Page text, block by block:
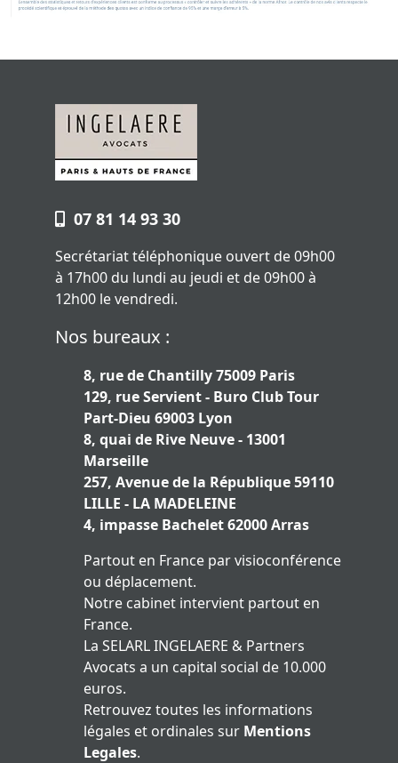
07 81 14 93 30
Secrétariat téléphonique ouvert de 09h00
à 17h00 du lundi au jeudi et de 09h00 à
12h00 le vendredi.
Nos bureaux :
8, rue de Chantilly 75009 Paris
129, rue Servient - Buro Club Tour
Part-Dieu 69003 Lyon
8, quai de Rive Neuve - 13001
Marseille
257, Avenue de la République 59110
LILLE - LA MADELEINE
4, impasse Bachelet 62000 Arras
Partout en France par visioconférence
ou déplacement.
Notre cabinet intervient partout en
France.
La SELARL INGELAERE & Partners
Avocats a un capital social de 10.000
euros.
Retrouvez toutes les informations
légales et ordinales sur Mentions
Legales.